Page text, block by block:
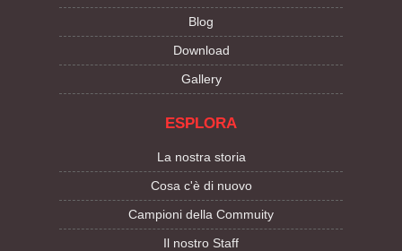
Blog
Download
Gallery
ESPLORA
La nostra storia
Cosa c'è di nuovo
Campioni della Commuity
Il nostro Staff